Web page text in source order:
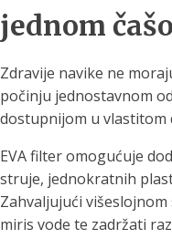
jednom
Zdravije navike ne
počinju jednostavnom
dostupnijom u vlastitom
EVA filter omogućuje
struje, jednokratnih
Zahvaljujući
miris vode te zadržati